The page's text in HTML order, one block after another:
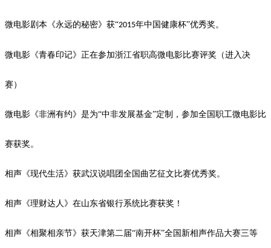
微电影剧本《永远的秘密》获“2015年中国健康杯”优秀奖。
微电影《青春印记》正在参加浙江省职高微电影比赛评奖（进入决
赛）
微电影《非洲有约》是为“中非发展基金”定制，参加全国职工微电影比
赛获奖。
相声《现代生活》获武汉说唱团全国曲艺征文比赛优秀奖。
相声《理财达人》在山东省银行系统比赛获奖！
相声《相聚相亲节》获天津第二届“南开杯”全国新相声作品大赛三等